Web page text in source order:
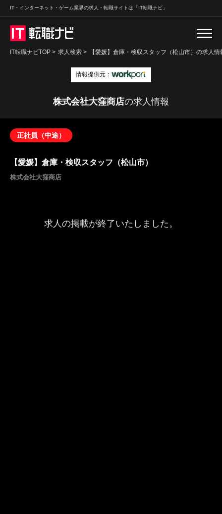
IT・インターネット・ゲーム業界の求人・転職サイトは「IT転職ナビ」
IT転職ナビTOP > 求人検索 > 【愛媛】倉庫・検収スタッフ（松山市）の求人情
情報提供元：
株式会社大窪商店の求人情報
正社員（中途）
【愛媛】倉庫・検収スタッフ（松山市）
株式会社大窪商店
求人の掲載が終了いたしました。